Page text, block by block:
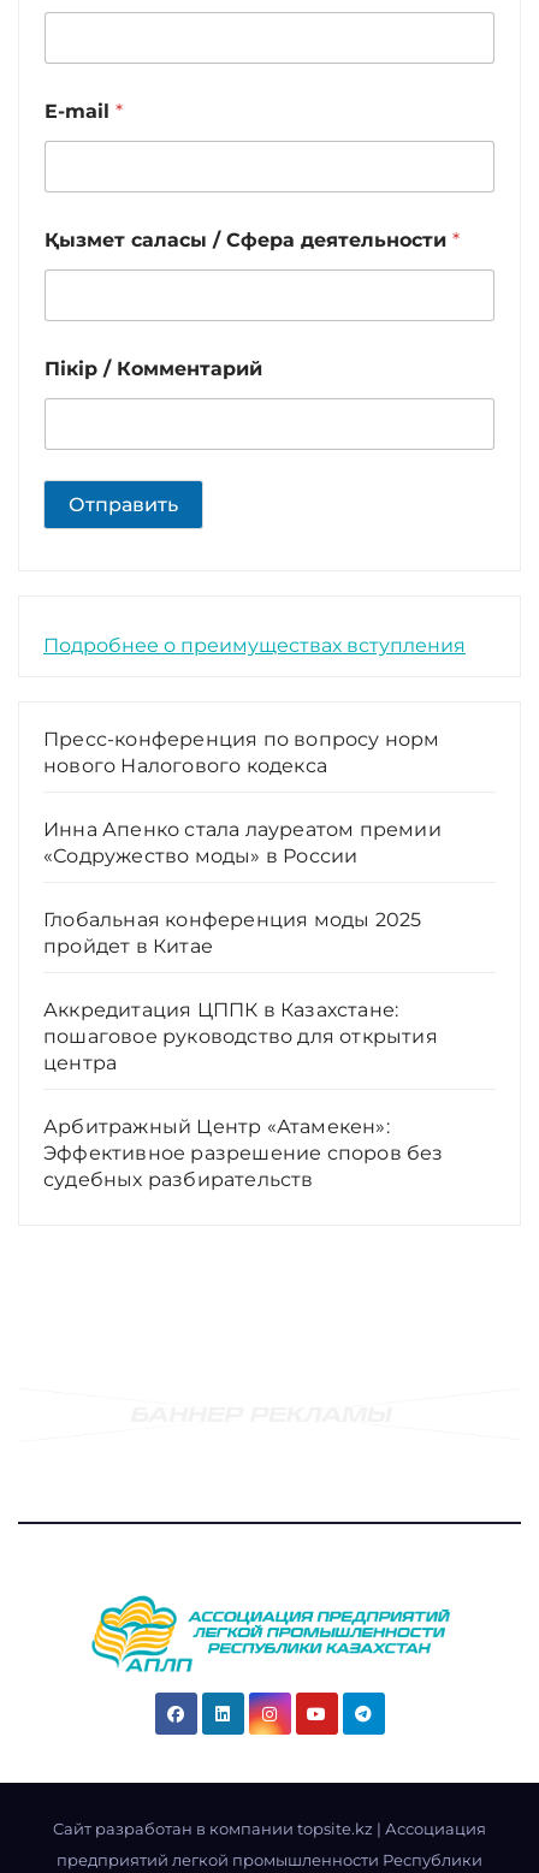
E-mail *
Қызмет саласы / Сфера деятельности *
Пікір / Комментарий
Отправить
Подробнее о преимуществах вступления
Пресс-конференция по вопросу норм
нового Налогового кодекса
Инна Апенко стала лауреатом премии
«Содружество моды» в России
Глобальная конференция моды 2025
пройдет в Китае
Аккредитация ЦППК в Казахстане:
пошаговое руководство для открытия
центра
Арбитражный Центр «Атамекен»:
Эффективное разрешение споров без
судебных разбирательств
Cайт разработан в компании topsite.kz | Ассоциация
предприятий легкой промышленности Республики